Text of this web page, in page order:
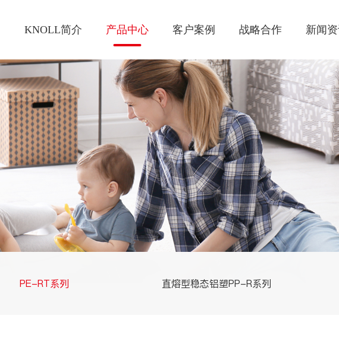
KNOLL简介 产品中心 客户案例 战略合作 新闻
PE-RT系列 直熔型稳态铝塑PP-R系列